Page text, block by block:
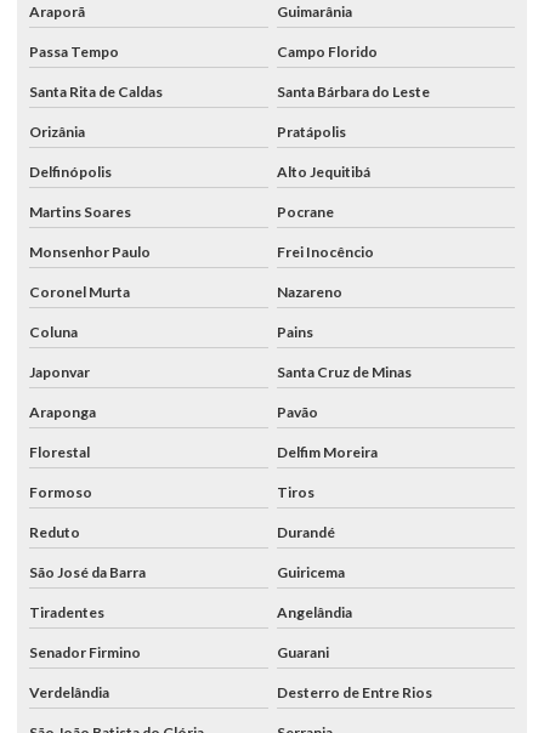
Araporã Guimarânia
Passa Tempo Campo Florido
Santa Rita de Caldas Santa Bárbara do Leste
Orizânia Pratápolis
Delfinópolis Alto Jequitibá
Martins Soares Pocrane
Monsenhor Paulo Frei Inocêncio
Coronel Murta Nazareno
Coluna Pains
Japonvar Santa Cruz de Minas
Araponga Pavão
Florestal Delfim Moreira
Formoso Tiros
Reduto Durandé
São José da Barra Guiricema
Tiradentes Angelândia
Senador Firmino Guarani
Verdelândia Desterro de Entre Rios